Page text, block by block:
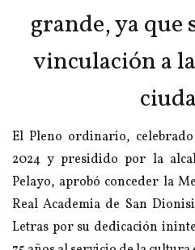
grande, ya que
vinculación a
El Pleno ordinario,
2024 y presidido por la
Pelayo, aprobó conceder la
Real Academia de San
Letras por su dedicación